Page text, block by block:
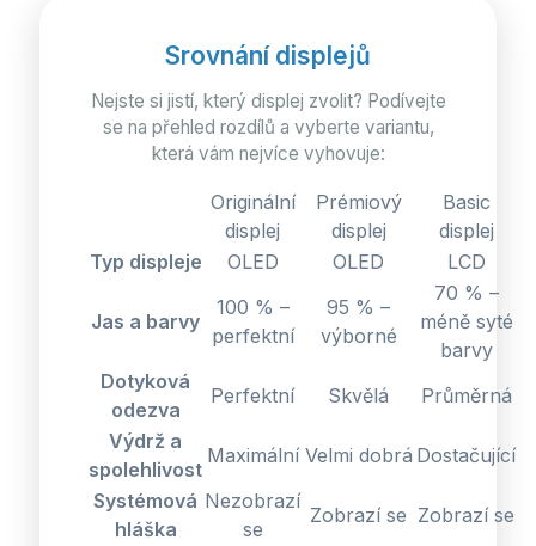
Srovnání displejů
Nejste si jistí, který displej zvolit? Podívejte
se na přehled rozdílů a vyberte variantu,
která vám nejvíce vyhovuje:
Originální
displej
Prémiový
displej
Basic
displej
Typ displeje
OLED OLED LCD
Jas a barvy
100 % –
perfektní
95 % –
výborné
70 % –
méně syté
barvy
Dotyková
odezva
Perfektní Skvělá
Průměrná
Výdrž a
spolehlivost
Maximální Velmi dobrá Dostačující
Systémová
hláška
Nezobrazí
se
Zobrazí se Zobrazí se